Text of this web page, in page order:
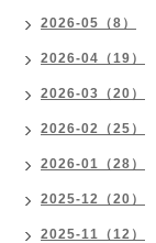
2026-05（8）
2026-04（19）
2026-03（20）
2026-02（25）
2026-01（28）
2025-12（20）
2025-11（12）